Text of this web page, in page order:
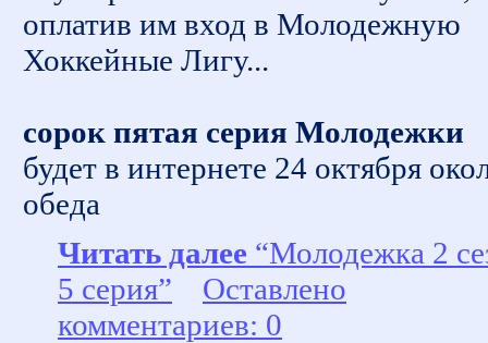
оплатив им вход в Молодежную
Хоккейные Лигу...
сорок пятая серия Молодежки
будет в интернете 24 октября
обеда
Читать далее “Молодежка 2
5 серия”
Оставлено
комментариев: 0